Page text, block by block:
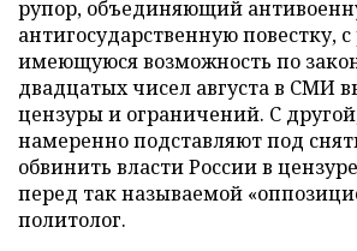
рупор, объединяющий
антигосударственную повестку,
имеющуюся возможность по
двадцатых чисел августа в СМИ
цензуры и ограничений. С
намеренно подставляют под
обвинить власти России в
перед так называемой
политолог.